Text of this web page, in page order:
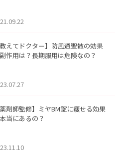
教えてドクター】防風通聖散の効果
作用は？長期服用は危険なの？
薬剤師監修】ミヤBM錠に痩せる効果
当にあるの？